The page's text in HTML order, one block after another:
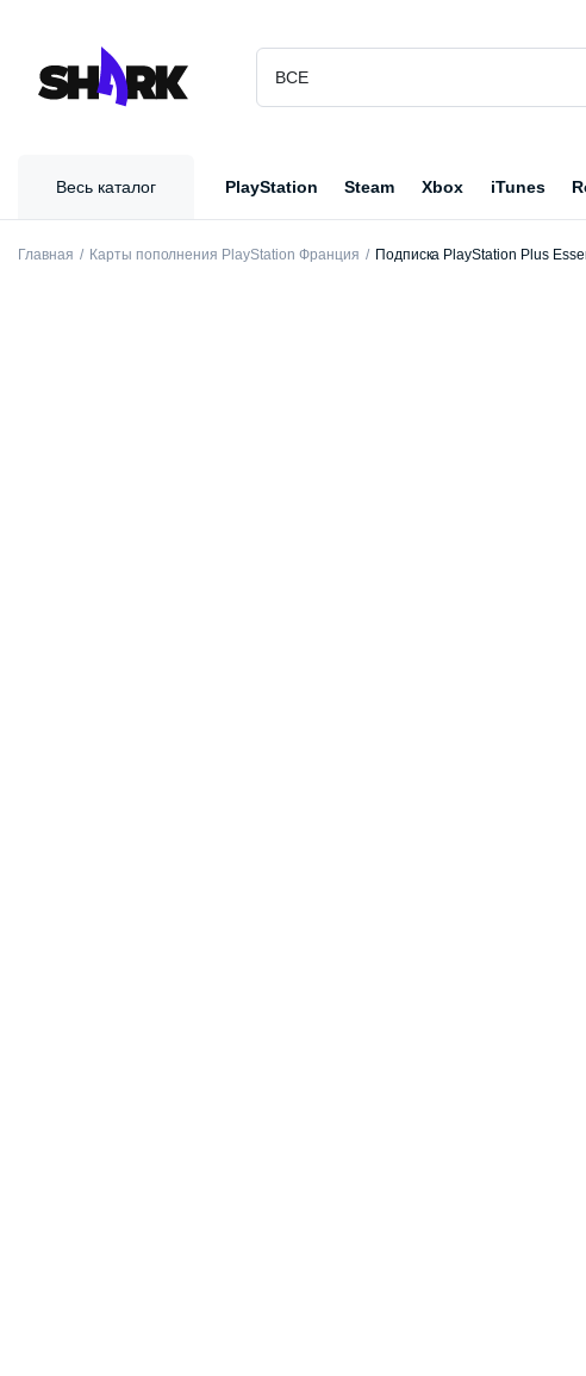
Весь каталог PlayStation Steam Xbox iTunes
Главная Карты пополнения PlayStation Франция Подписка PlayStation Plus